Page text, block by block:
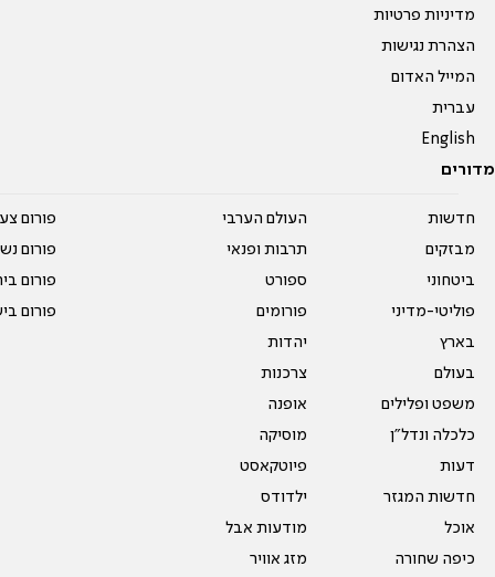
מדיניות פרטיות
הצהרת נגישות
המייל האדום
עברית
English
מדורים
חדשות
מבזקים
ביטחוני
פוליטי-מדיני
בארץ
בעולם
משפט ופלילים
כלכלה ונדל"ן
דעות
חדשות המגזר
אוכל
כיפה שחורה
העולם הערבי
תרבות ופנאי
ספורט
פורומים
יהדות
צרכנות
אופנה
מוסיקה
פיוטקאסט
ילדודס
מודעות אבל
מזג אוויר
פורום
פורום
פורום
פורום